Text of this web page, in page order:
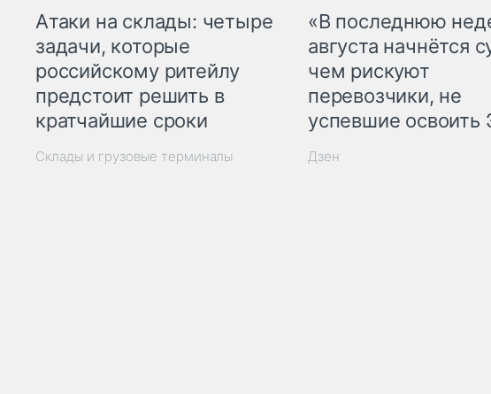
Атаки на склады: четыре
задачи, которые
российскому ритейлу
предстоит решить в
кратчайшие сроки
Склады и грузовые терминалы
«В последнюю
августа начнётся
чем рискуют
перевозчики, не
успевшие освоить
Дзен